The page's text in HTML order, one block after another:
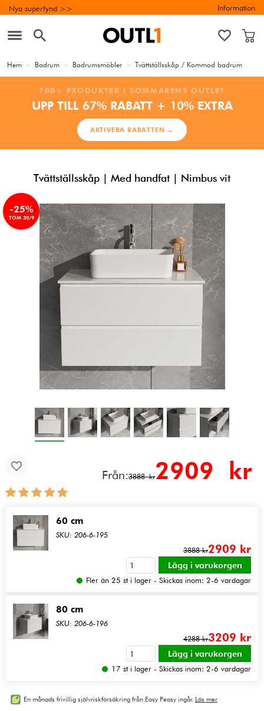
Nya superfynd >> Information
Hem > Badrum > Badrumsmöbler > Tvättställsskåp / Kommod badrum
700+ PRODUKTER I SOMMARENS OUTLET
UPP TILL 67% RABATT + 10% EXTRA
AKTIVERA RABATTEN →
Tvättställsskåp | Med handfat | Nimbus vit
-25%
TOM 30/9
Från:3888 kr2909 kr
60 cm
SKU: 206-6-195
3888 kr2909 kr
Fler än 25 st i lager - Skickas inom: 2-6 vardagar
80 cm
SKU: 206-6-196
4288 kr3209 kr
17 st i lager - Skickas inom: 2-6 vardagar
En månads frivillig självriskförsäkring från Easy Peasy ingår. Läs mer